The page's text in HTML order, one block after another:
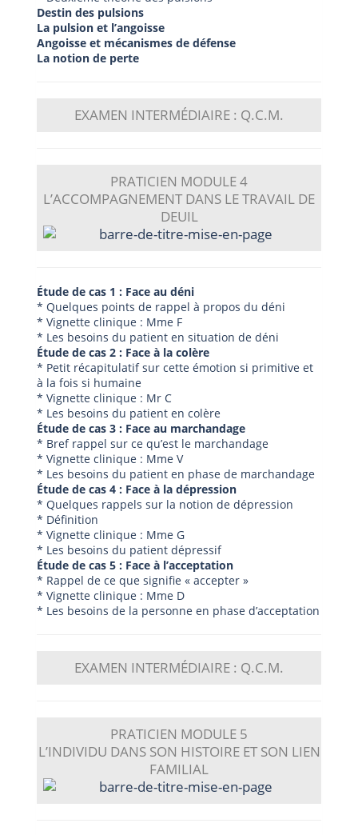
Destin des pulsions
La pulsion et l’angoisse
Angoisse et mécanismes de défense
La notion de perte
EXAMEN INTERMÉDIAIRE : Q.C.M.
PRATICIEN MODULE 4
L’ACCOMPAGNEMENT DANS LE TRAVAIL DE
DEUIL
Étude de cas 1 : Face au déni
* Quelques points de rappel à propos du déni
* Vignette clinique : Mme F
* Les besoins du patient en situation de déni
Étude de cas 2 : Face à la colère
* Petit récapitulatif sur cette émotion si primitive et
à la fois si humaine
* Vignette clinique : Mr C
* Les besoins du patient en colère
Étude de cas 3 : Face au marchandage
* Bref rappel sur ce qu’est le marchandage
* Vignette clinique : Mme V
* Les besoins du patient en phase de marchandage
Étude de cas 4 : Face à la dépression
* Quelques rappels sur la notion de dépression
* Définition
* Vignette clinique : Mme G
* Les besoins du patient dépressif
Étude de cas 5 : Face à l’acceptation
* Rappel de ce que signifie « accepter »
* Vignette clinique : Mme D
* Les besoins de la personne en phase d’acceptation
EXAMEN INTERMÉDIAIRE : Q.C.M.
PRATICIEN MODULE 5
L’INDIVIDU DANS SON HISTOIRE ET SON LIEN
FAMILIAL